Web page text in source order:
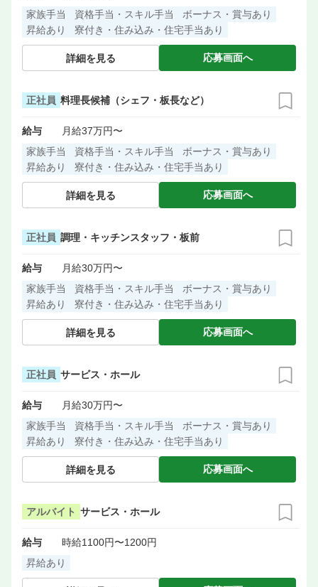
家族手当
資格手当・スキル手当
ボーナス・賞与あり
昇給あり
寮付き・住み込み・住宅手当あり
詳細を見る 応募画面へ
正社員 料理長候補（シェフ・板長など）
給与
月給37万円〜
家族手当
資格手当・スキル手当
ボーナス・賞与あり
昇給あり
寮付き・住み込み・住宅手当あり
詳細を見る 応募画面へ
正社員 調理・キッチンスタッフ・板前
給与
月給30万円〜
家族手当
資格手当・スキル手当
ボーナス・賞与あり
昇給あり
寮付き・住み込み・住宅手当あり
詳細を見る 応募画面へ
正社員 サービス・ホール
給与
月給30万円〜
家族手当
資格手当・スキル手当
ボーナス・賞与あり
昇給あり
寮付き・住み込み・住宅手当あり
詳細を見る 応募画面へ
アルバイト サービス・ホール
給与
時給1100円〜1200円
昇給あり